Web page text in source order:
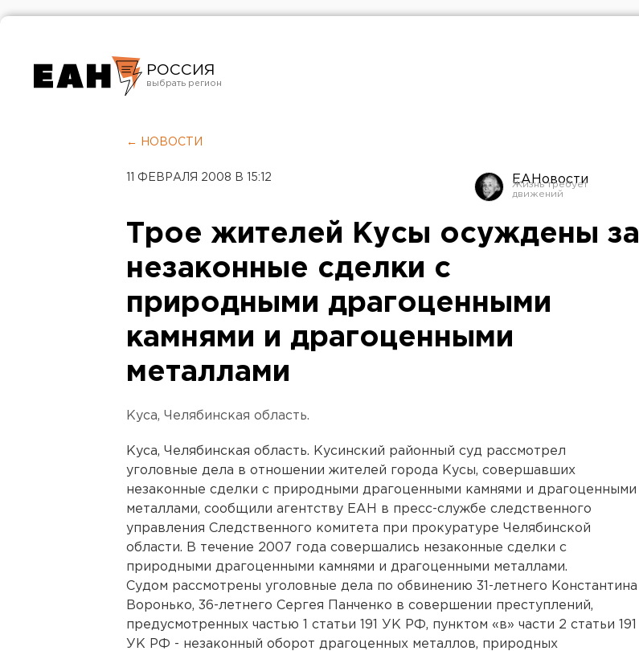
РОССИЯ
Челябинск
← НОВОСТИ
11 ФЕВРАЛЯ 2008 В 15:12 ЕАНовости
Трое жителей Кусы осуждены за
незаконные сделки с
природными драгоценными
камнями и драгоценными
металлами
Куса, Челябинская область.
Куса, Челябинская область. Кусинский районный суд рассмотрел
уголовные дела в отношении жителей города Кусы, совершавших
незаконные сделки с природными драгоценными камнями и драгоценными
металлами, сообщили агентству ЕАН в пресс-службе следственного
управления Следственного комитета при прокуратуре Челябинской
области. В течение 2007 года совершались незаконные сделки с
природными драгоценными камнями и драгоценными металлами.
Судом рассмотрены уголовные дела по обвинению 31-летнего Константина
Воронько, 36-летнего Сергея Панченко в совершении преступлений,
предусмотренных частью 1 статьи 191 УК РФ, пунктом «в» части 2 статьи 191
УК РФ - незаконный оборот драгоценных металлов, природных